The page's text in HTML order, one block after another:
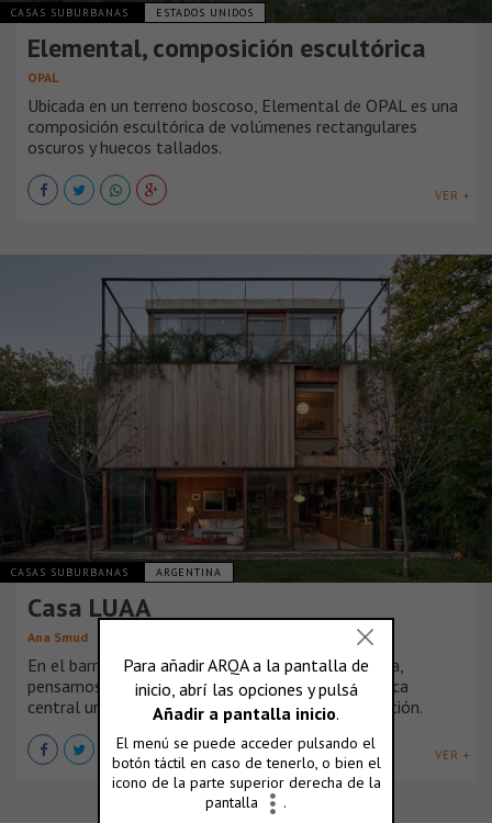
CASAS SUBURBANAS ESTADOS UNIDOS
Elemental, composición escultórica
OPAL
Ubicada en un terreno boscoso, Elemental de OPAL es una
composición escultórica de volúmenes rectangulares
oscuros y huecos tallados.
VER +
CASAS SUBURBANAS ARGENTINA
Casa LUAA
Ana Smud
En el barrio residencial de Vicente Lopez, Argentina,
pensamos una casa que tuviera como característica
central un vínculo fluido con el jardín y su vegetación.
VER +